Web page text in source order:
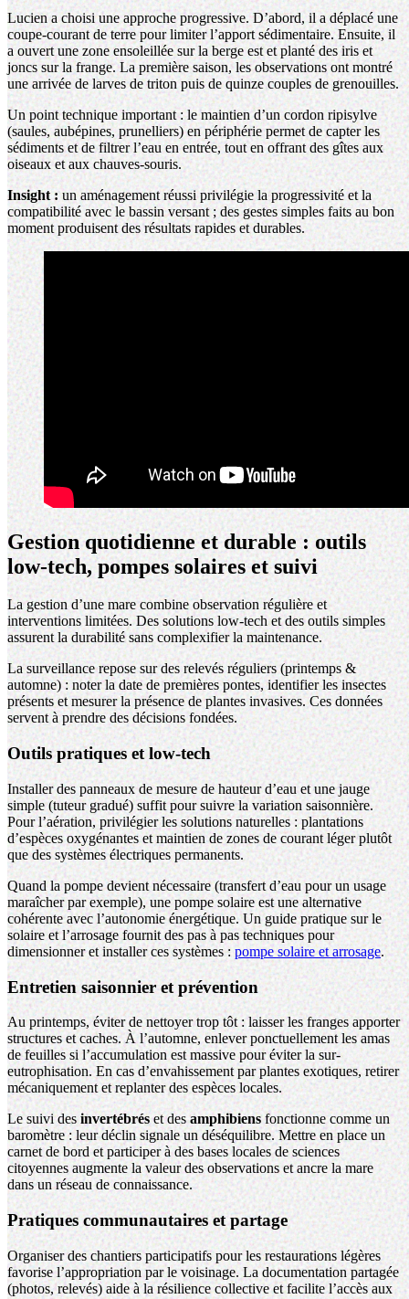
Lucien a choisi une approche progressive. D’abord, il a déplacé une
coupe-courant de terre pour limiter l’apport sédimentaire. Ensuite, il
a ouvert une zone ensoleillée sur la berge est et planté des iris et
joncs sur la frange. La première saison, les observations ont montré
une arrivée de larves de triton puis de quinze couples de grenouilles.
Un point technique important : le maintien d’un cordon ripisylve
(saules, aubépines, prunelliers) en périphérie permet de capter les
sédiments et de filtrer l’eau en entrée, tout en offrant des gîtes aux
oiseaux et aux chauves-souris.
Insight : un aménagement réussi privilégie la progressivité et la
compatibilité avec le bassin versant ; des gestes simples faits au bon
moment produisent des résultats rapides et durables.
Gestion quotidienne et durable : outils
low-tech, pompes solaires et suivi
La gestion d’une mare combine observation régulière et
interventions limitées. Des solutions low-tech et des outils simples
assurent la durabilité sans complexifier la maintenance.
La surveillance repose sur des relevés réguliers (printemps &
automne) : noter la date de premières pontes, identifier les insectes
présents et mesurer la présence de plantes invasives. Ces données
servent à prendre des décisions fondées.
Outils pratiques et low-tech
Installer des panneaux de mesure de hauteur d’eau et une jauge
simple (tuteur gradué) suffit pour suivre la variation saisonnière.
Pour l’aération, privilégier les solutions naturelles : plantations
d’espèces oxygénantes et maintien de zones de courant léger plutôt
que des systèmes électriques permanents.
Quand la pompe devient nécessaire (transfert d’eau pour un usage
maraîcher par exemple), une pompe solaire est une alternative
cohérente avec l’autonomie énergétique. Un guide pratique sur le
solaire et l’arrosage fournit des pas à pas techniques pour
dimensionner et installer ces systèmes : pompe solaire et arrosage.
Entretien saisonnier et prévention
Au printemps, éviter de nettoyer trop tôt : laisser les franges apporter
structures et caches. À l’automne, enlever ponctuellement les amas
de feuilles si l’accumulation est massive pour éviter la sur-
eutrophisation. En cas d’envahissement par plantes exotiques, retirer
mécaniquement et replanter des espèces locales.
Le suivi desinvertébréset desamphibiensfonctionne comme un
baromètre : leur déclin signale un déséquilibre. Mettre en place un
carnet de bord et participer à des bases locales de sciences
citoyennes augmente la valeur des observations et ancre la mare
dans un réseau de connaissance.
Pratiques communautaires et partage
Organiser des chantiers participatifs pour les restaurations légères
favorise l’appropriation par le voisinage. La documentation partagée
(photos, relevés) aide à la résilience collective et facilite l’accès aux